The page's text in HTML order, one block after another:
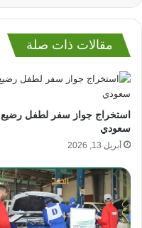
مقالات ذات صلة
استخراج جواز سفر لطفل رضيع
سعودي
أبريل 13, 2026